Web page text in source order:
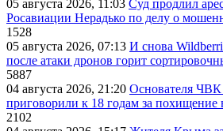
05 августа 2026, 11:03 Суд продлил
Росавиации Нерадько по делу о
1528
05 августа 2026, 07:13 И снова
после атаки дронов горит
5887
04 августа 2026, 21:20 Основателя
приговорили к 18 годам за похищение
2102